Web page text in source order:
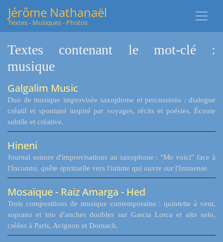
Jérôme Nathanaël
Textes - Musiques - Photos
Textes contenant le mot-clé :
musique
Galgalim Music
Duo de musique improvisée saxophone et percussions : dialogue
créatif et spontané inspiré par voyages, récits et poésies. Écoute
subtile et créative.
Hineni
Journal sonore d'improvisations au saxophone : "Me voici" face à
l'Inconnu, quête spirituelle vers l'intime qui ouvre sur l'Immense.
Mosaïque - Raiz Amarga - Hed
Trois compositions de musique contemporaine : quintette à vent,
soprano et trio d'anches doubles sur Garcia Lorca et alto solo,
créées à Paris, Avignon et Dornach.